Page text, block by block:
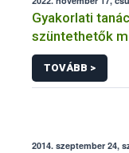
Gyakorlati
szüntethetők
TOVÁBB >
2014. szeptember 24,